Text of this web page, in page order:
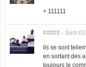
+ 111111
#####- Sam
ils se sont
en sortant des
toujours le